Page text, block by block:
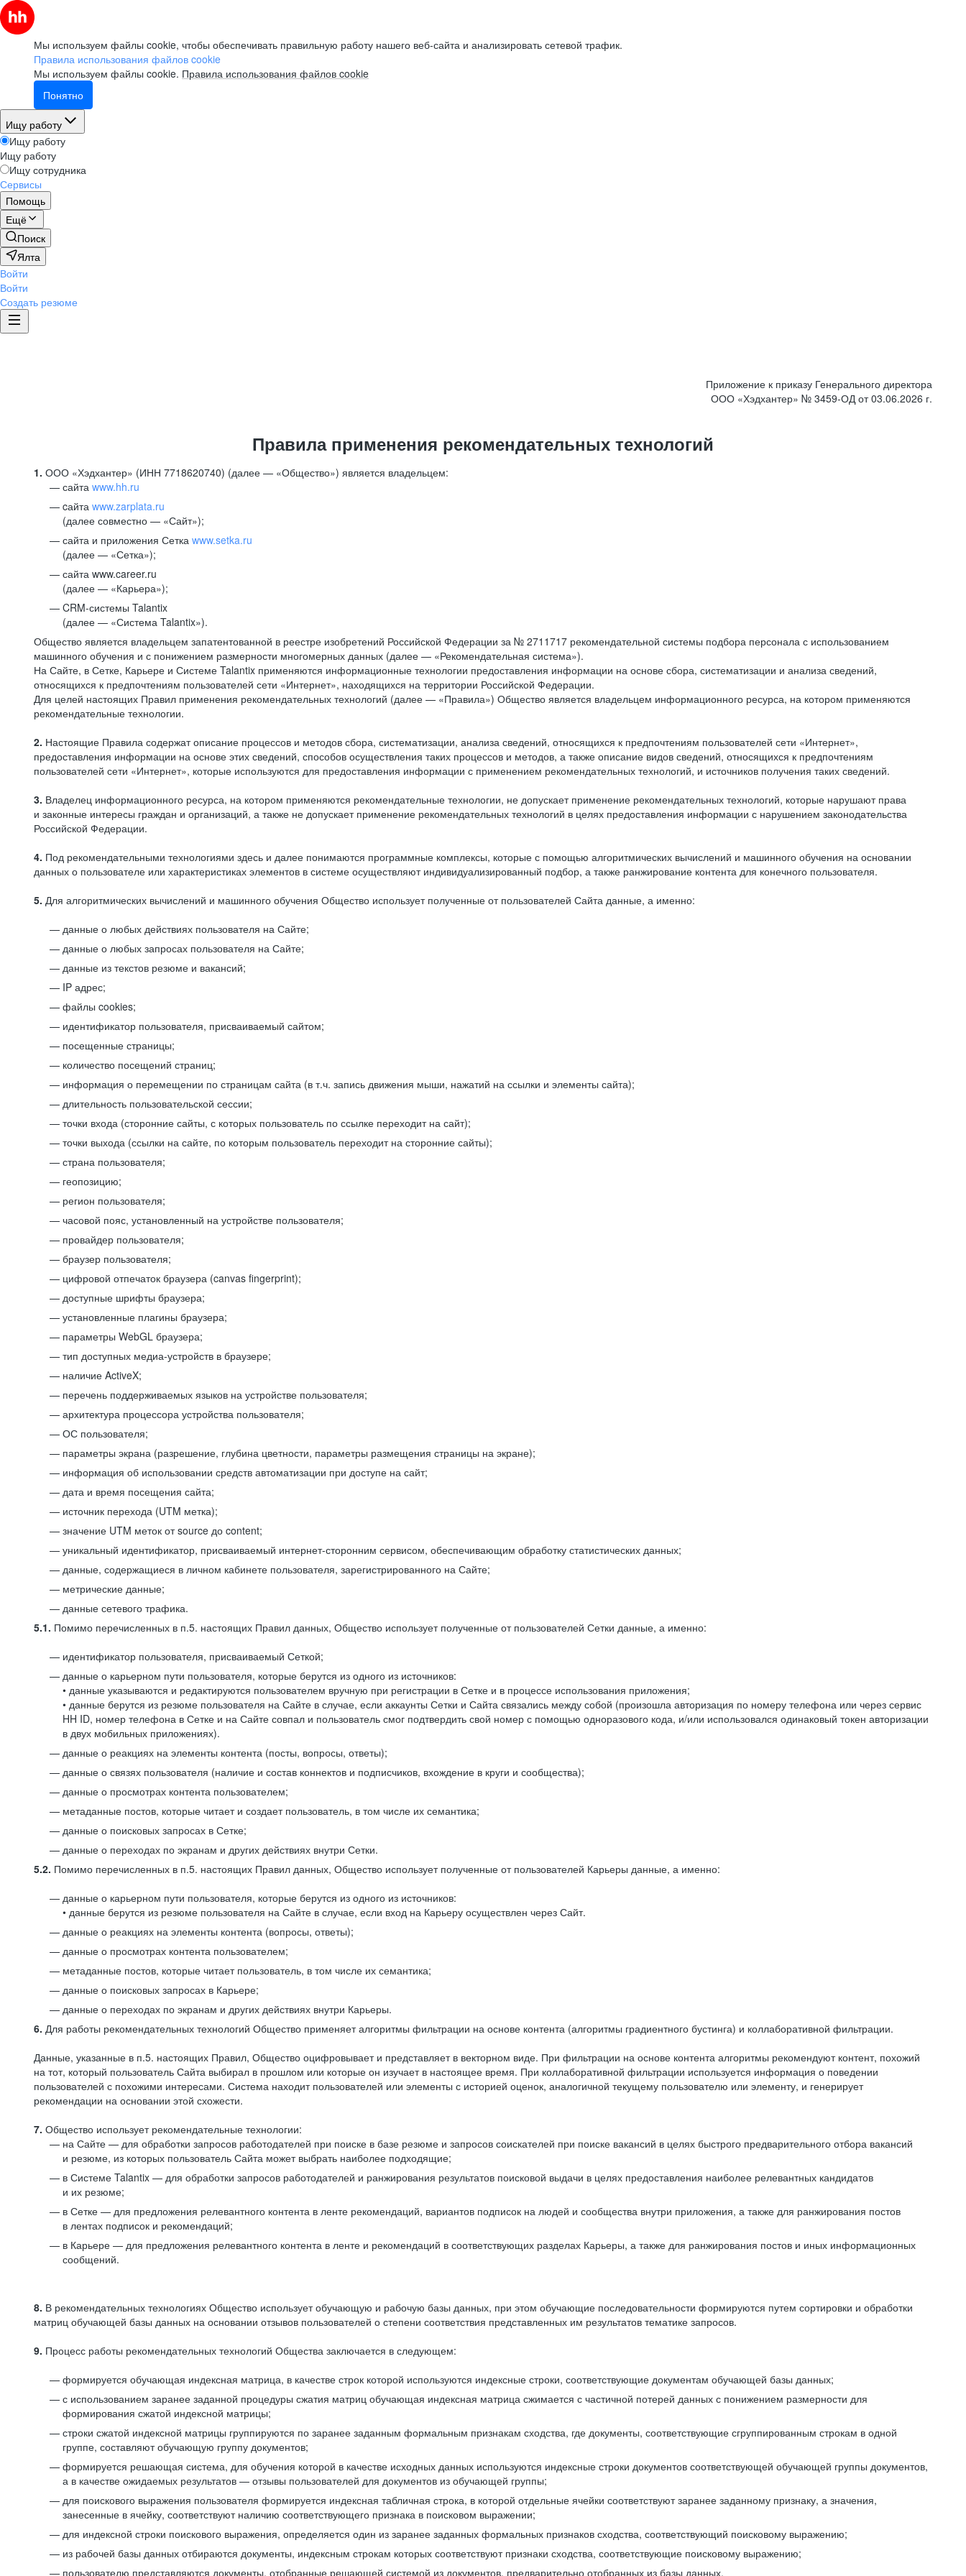
Мы используем файлы cookie, чтобы обеспечивать правильную работу нашего веб-сайта и анализировать сетевой трафик.
Правила использования файлов cookie
Мы используем файлы cookie. Правила использования файлов cookie
Понятно
Ищу работу
Ищу работу
Ищу работу
Ищу сотрудника
Сервисы
Помощь
Ещё
Поиск
Ялта
Войти
Войти
Создать резюме
Приложение к приказу Генерального директора
ООО «Хэдхантер» № 3459-ОД от 03.06.2026 г.
Правила применения рекомендательных технологий
1. ООО «Хэдхантер» (ИНН 7718620740) (далее — «Общество») является владельцем:
сайта www.hh.ru
cайта www.zarplata.ru
(далее совместно — «Сайт»);
сайта и приложения Сетка www.setka.ru
(далее — «Сетка»);
сайта www.career.ru
(далее — «Карьера»);
CRM-системы Talantix
(далее — «Система Talantix»).
Общество является владельцем запатентованной в реестре изобретений Российской Федерации за № 2711717 рекомендательной системы подбора персонала с использованием
машинного обучения и с понижением размерности многомерных данных (далее — «Рекомендательная система»).
На Сайте, в Сетке, Карьере и Системе Talantix применяются информационные технологии предоставления информации на основе сбора, систематизации и анализа сведений,
относящихся к предпочтениям пользователей сети «Интернет», находящихся на территории Российской Федерации.
Для целей настоящих Правил применения рекомендательных технологий (далее — «Правила») Общество является владельцем информационного ресурса, на котором применяются
рекомендательные технологии.
2. Настоящие Правила содержат описание процессов и методов сбора, систематизации, анализа сведений, относящихся к предпочтениям пользователей сети «Интернет»,
предоставления информации на основе этих сведений, способов осуществления таких процессов и методов, а также описание видов сведений, относящихся к предпочтениям
пользователей сети «Интернет», которые используются для предоставления информации с применением рекомендательных технологий, и источников получения таких сведений.
3. Владелец информационного ресурса, на котором применяются рекомендательные технологии, не допускает применение рекомендательных технологий, которые нарушают права
и законные интересы граждан и организаций, а также не допускает применение рекомендательных технологий в целях предоставления информации с нарушением законодательства
Российской Федерации.
4. Под рекомендательными технологиями здесь и далее понимаются программные комплексы, которые с помощью алгоритмических вычислений и машинного обучения на основании
данных о пользователе или характеристиках элементов в системе осуществляют индивидуализированный подбор, а также ранжирование контента для конечного пользователя.
5. Для алгоритмических вычислений и машинного обучения Общество использует полученные от пользователей Сайта данные, а именно:
данные о любых действиях пользователя на Сайте;
данные о любых запросах пользователя на Сайте;
данные из текстов резюме и вакансий;
IP адрес;
файлы cookies;
идентификатор пользователя, присваиваемый сайтом;
посещенные страницы;
количество посещений страниц;
информация о перемещении по страницам сайта (в т.ч. запись движения мыши, нажатий на ссылки и элементы сайта);
длительность пользовательской сессии;
точки входа (сторонние сайты, с которых пользователь по ссылке переходит на сайт);
точки выхода (ссылки на сайте, по которым пользователь переходит на сторонние сайты);
страна пользователя;
геопозицию;
регион пользователя;
часовой пояс, установленный на устройстве пользователя;
провайдер пользователя;
браузер пользователя;
цифровой отпечаток браузера (canvas fingerprint);
доступные шрифты браузера;
установленные плагины браузера;
параметры WebGL браузера;
тип доступных медиа-устройств в браузере;
наличие ActiveX;
перечень поддерживаемых языков на устройстве пользователя;
архитектура процессора устройства пользователя;
ОС пользователя;
параметры экрана (разрешение, глубина цветности, параметры размещения страницы на экране);
информация об использовании средств автоматизации при доступе на сайт;
дата и время посещения сайта;
источник перехода (UTM метка);
значение UTM меток от source до content;
уникальный идентификатор, присваиваемый интернет-сторонним сервисом, обеспечивающим обработку статистических данных;
данные, содержащиеся в личном кабинете пользователя, зарегистрированного на Сайте;
метрические данные;
данные сетевого трафика.
5.1. Помимо перечисленных в п.5. настоящих Правил данных, Общество использует полученные от пользователей Сетки данные, а именно:
идентификатор пользователя, присваиваемый Сеткой;
данные о карьерном пути пользователя, которые берутся из одного из источников:
• данные указываются и редактируются пользователем вручную при регистрации в Сетке и в процессе использования приложения;
• данные берутся из резюме пользователя на Сайте в случае, если аккаунты Сетки и Сайта связались между собой (произошла авторизация по номеру телефона или через сервис
HH ID, номер телефона в Сетке и на Сайте совпал и пользователь смог подтвердить свой номер с помощью одноразового кода, и/или использовался одинаковый токен авторизации
в двух мобильных приложениях).
данные о реакциях на элементы контента (посты, вопросы, ответы);
данные о связях пользователя (наличие и состав коннектов и подписчиков, вхождение в круги и сообщества);
данные о просмотрах контента пользователем;
метаданные постов, которые читает и создает пользователь, в том числе их семантика;
данные о поисковых запросах в Сетке;
данные о переходах по экранам и других действиях внутри Сетки.
5.2. Помимо перечисленных в п.5. настоящих Правил данных, Общество использует полученные от пользователей Карьеры данные, а именно:
данные о карьерном пути пользователя, которые берутся из одного из источников:
• данные берутся из резюме пользователя на Сайте в случае, если вход на Карьеру осуществлен через Сайт.
данные о реакциях на элементы контента (вопросы, ответы);
данные о просмотрах контента пользователем;
метаданные постов, которые читает пользователь, в том числе их семантика;
данные о поисковых запросах в Карьере;
данные о переходах по экранам и других действиях внутри Карьеры.
6. Для работы рекомендательных технологий Общество применяет алгоритмы фильтрации на основе контента (алгоритмы градиентного бустинга) и коллаборативной фильтрации.
Данные, указанные в п.5. настоящих Правил, Общество оцифровывает и представляет в векторном виде. При фильтрации на основе контента алгоритмы рекомендуют контент, похожий
на тот, который пользователь Сайта выбирал в прошлом или которые он изучает в настоящее время. При коллаборативной фильтрации используется информация о поведении
пользователей с похожими интересами. Система находит пользователей или элементы с историей оценок, аналогичной текущему пользователю или элементу, и генерирует
рекомендации на основании этой схожести.
7. Общество использует рекомендательные технологии:
на Сайте — для обработки запросов работодателей при поиске в базе резюме и запросов соискателей при поиске вакансий в целях быстрого предварительного отбора вакансий
и резюме, из которых пользователь Сайта может выбрать наиболее подходящие;
в Системе Talantix — для обработки запросов работодателей и ранжирования результатов поисковой выдачи в целях предоставления наиболее релевантных кандидатов
и их резюме;
в Сетке — для предложения релевантного контента в ленте рекомендаций, вариантов подписок на людей и сообщества внутри приложения, а также для ранжирования постов
в лентах подписок и рекомендаций;
в Карьере — для предложения релевантного контента в ленте и рекомендаций в соответствующих разделах Карьеры, а также для ранжирования постов и иных информационных
сообщений.
8. В рекомендательных технологиях Общество использует обучающую и рабочую базы данных, при этом обучающие последовательности формируются путем сортировки и обработки
матриц обучающей базы данных на основании отзывов пользователей о степени соответствия представленных им результатов тематике запросов.
9. Процесс работы рекомендательных технологий Общества заключается в следующем:
формируется обучающая индексная матрица, в качестве строк которой используются индексные строки, соответствующие документам обучающей базы данных;
с использованием заранее заданной процедуры сжатия матриц обучающая индексная матрица сжимается с частичной потерей данных с понижением размерности для
формирования сжатой индексной матрицы;
строки сжатой индексной матрицы группируются по заранее заданным формальным признакам сходства, где документы, соответствующие сгруппированным строкам в одной
группе, составляют обучающую группу документов;
формируется решающая система, для обучения которой в качестве исходных данных используются индексные строки документов соответствующей обучающей группы документов,
а в качестве ожидаемых результатов — отзывы пользователей для документов из обучающей группы;
для поискового выражения пользователя формируется индексная табличная строка, в которой отдельные ячейки соответствуют заранее заданному признаку, а значения,
занесенные в ячейку, соответствуют наличию соответствующего признака в поисковом выражении;
для индексной строки поискового выражения, определяется один из заранее заданных формальных признаков сходства, соответствующий поисковому выражению;
из рабочей базы данных отбираются документы, индексным строкам которых соответствуют признаки сходства, соответствующие поисковому выражению;
пользователю представляются документы, отобранные решающей системой из документов, предварительно отобранных из базы данных.